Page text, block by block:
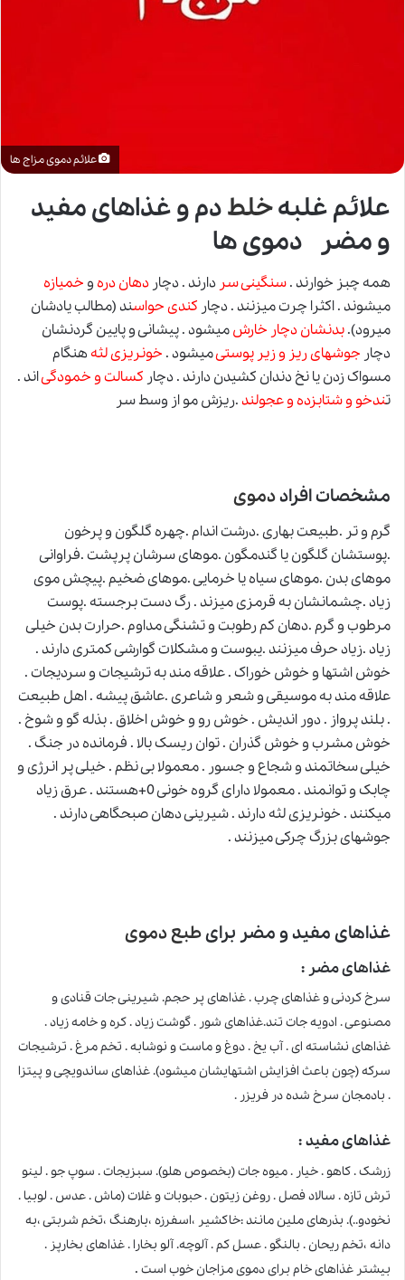
علائم دموی مزاج ها
علائم غلبهخلطدم و غذاهای مفید
و مضر دموی ها
همه چبز خوارند .سنگینی سر دارند . دچار دهان دره و خمیازه
میشوند . اکثرا چرت میزنند . دچار کندی حواسند (مطالب یادشان
میرود).بدنشان دچار خارشمیشود . پیشانی و پایین گردنشان
دچار جوشهای ریز و زیر پوستیمیشود . خونریزی لثههنگام
مسواک زدن یا نخ دندان کشیدن دارند . دچار کسالت و خمودگیاند .
تندخو و شتابزده و عجولند.ریزش مو از وسط سر
مشخصات افراددموی
گرم و تر .طبیعت بهاری .درشت اندام .چهره گلگون و پرخون
.پوستشان گلگون یا گندمگون .موهای سرشان پرپشت .فراوانی
موهای بدن .موهای سیاه یا خرمایی .موهای ضخیم .پیچش موی
زیاد .چشمانشان به قرمزی میزند . رگ دست برجسته .پوست
مرطوب و گرم .دهان کم رطوبت و تشنگی مداوم .حرارت بدن خیلی
زیاد .زیاد حرف میزنند .یبوست و مشکلات گوارشی کمتری دارند .
خوش اشتها و خوش خوراک . علاقه مند به ترشیجات و سردیجات .
علاقه مند به موسیقی و شعر و شاعری .عاشق پیشه . اهل طبیعت
. بلند پرواز . دور اندیش . خوش رو و خوش اخلاق . بذله گو و شوخ .
خوش مشرب و خوش گذران . توان ریسک بالا . فرمانده در جنگ .
خیلی سخاتمند و شجاع و جسور . معمولا بی نظم . خیلی پر انرژی و
چابک و توانمند . معمولا دارای گروه خونی 0+هستند . عرق زیاد
میکنند . خونریزی لثه دارند . شیرینی دهان صبحگاهی دارند .
جوشهای بزرگ چرکی میزنند .
غذاهای مفید و مضر برایطبع دموی
غذاهای مضر :
سرخ کردنی و غذاهای چرب . غذاهای پر حجم. شیرینی جات قنادی و
مصنوعی. ادویه جات تند.غذاهای شور . گوشت زیاد . کره و خامه زیاد .
غذاهای نشاسته ای . آب یخ . دوغ و ماست و نوشابه . تخم مرغ . ترشیجات
سرکه (چون باعث افزایش اشتهایشان میشود). غذاهای ساندویچی و پیتزا
. بادمجان سرخ شده در فریزر .
غذاهای مفید :
زرشک . کاهو . خیار . میوه جات (بخصوص هلو). سبزیجات . سوپ جو . لینو
ترش تازه . سالاد فصل . روغن زیتون . حبوبات و غلات (ماش . عدس . لوبیا .
نخودو..). بذرهای ملین مانند :خاکشیر ،اسفرزه ،بارهنگ ،تخم شربتی ،به
دانه ،تخم ریحان . بالنگو . عسل کم . آلوچه. آلو بخارا . غذاهای بخارپز .
بیشتر غذاهای خام برای دموی مزاجان خوب است .